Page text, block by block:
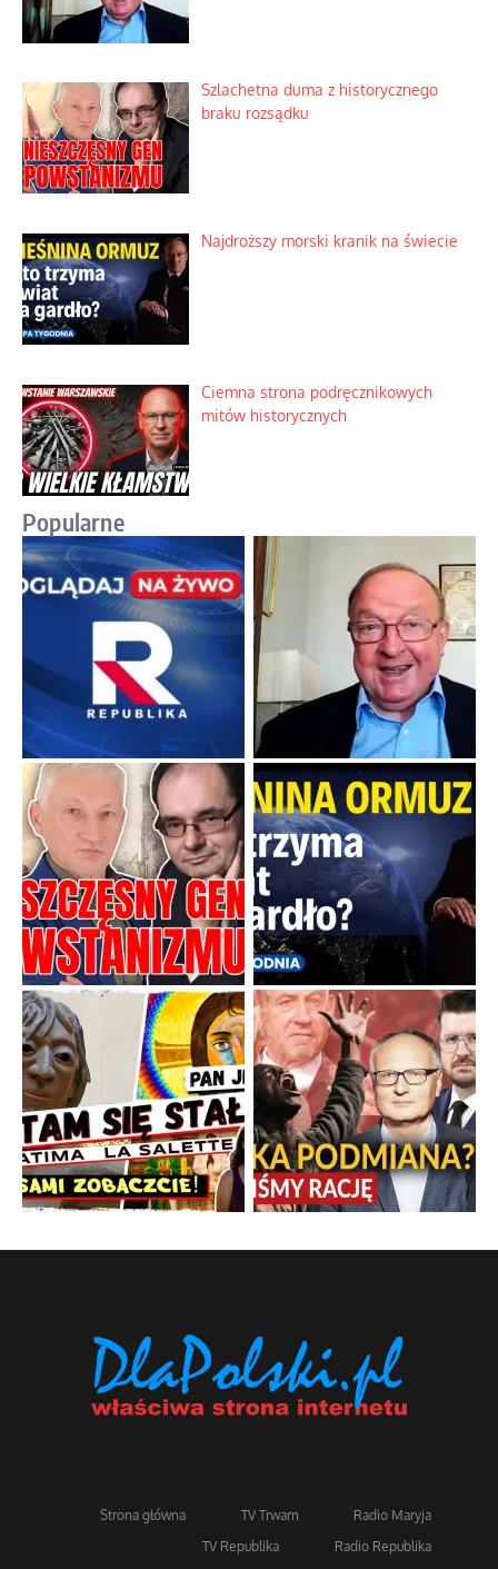
Szlachetna duma z historycznego
braku rozsądku
Najdroższy morski kranik na świecie
Ciemna strona podręcznikowych
mitów historycznych
Popularne
Strona główna TV Trwam
Radio Maryja
TV Republika
Radio Republika